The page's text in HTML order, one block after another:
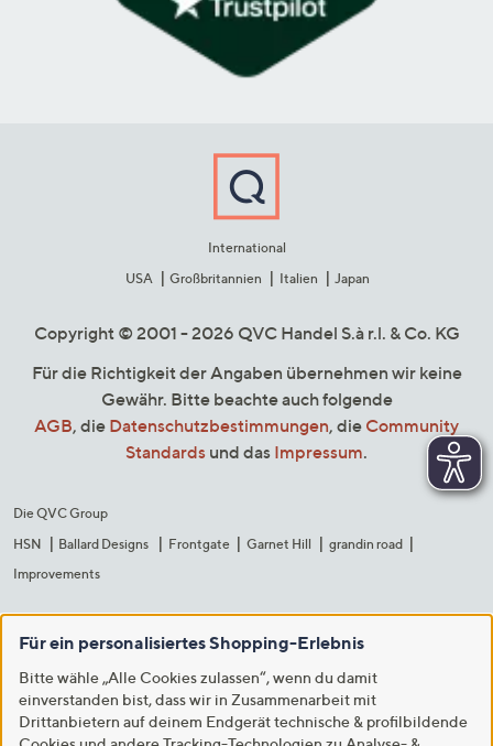
International
USA
Großbritannien Italien Japan
Copyright © 2001 - 2026 QVC Handel S.à r.l. & Co. KG
Für die Richtigkeit der Angaben übernehmen wir keine
Gewähr. Bitte beachte auch folgende
AGB, die Datenschutzbestimmungen, die Community
Standards und das Impressum.
Die QVC Group
HSN
Ballard Designs Frontgate Garnet Hill
grandin road
Improvements
Für ein personalisiertes Shopping-Erlebnis
Bitte wähle „Alle Cookies zulassen“, wenn du damit
einverstanden bist, dass wir in Zusammenarbeit mit
Drittanbietern auf deinem Endgerät technische & profilbildende